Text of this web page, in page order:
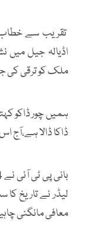
تقریب سے خطاب
اڈیالہ جیل میں
ملک کو ترقی کی
ڈاکا ڈالا ہے،آج
لیڈر نے تاریخ کا
معافی مانگنی